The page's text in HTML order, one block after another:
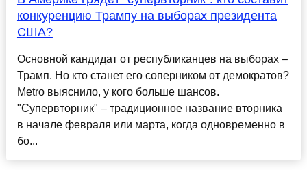
конкуренцию Трампу на выборах президента
США?
Основной кандидат от республиканцев на выборах –
Трамп. Но кто станет его соперником от демократов?
Metro выяснило, у кого больше шансов.
"Супервторник" – традиционное название вторника
в начале февраля или марта, когда одновременно в
бо...